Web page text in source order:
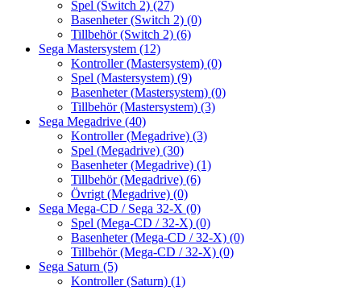
Spel (Switch 2) (27)
Basenheter (Switch 2) (0)
Tillbehör (Switch 2) (6)
Sega Mastersystem (12)
Kontroller (Mastersystem) (0)
Spel (Mastersystem) (9)
Basenheter (Mastersystem) (0)
Tillbehör (Mastersystem) (3)
Sega Megadrive (40)
Kontroller (Megadrive) (3)
Spel (Megadrive) (30)
Basenheter (Megadrive) (1)
Tillbehör (Megadrive) (6)
Övrigt (Megadrive) (0)
Sega Mega-CD / Sega 32-X (0)
Spel (Mega-CD / 32-X) (0)
Basenheter (Mega-CD / 32-X) (0)
Tillbehör (Mega-CD / 32-X) (0)
Sega Saturn (5)
Kontroller (Saturn) (1)